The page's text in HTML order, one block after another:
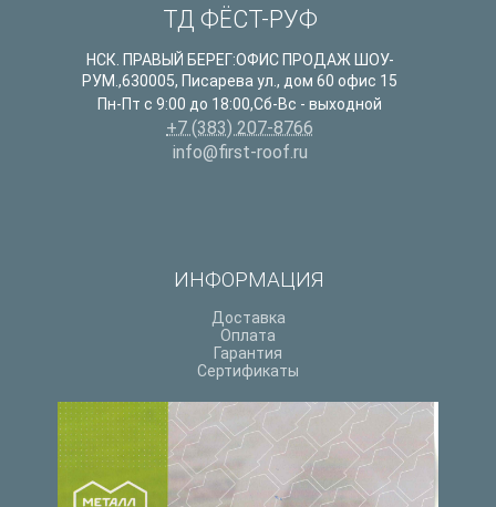
ТД ФЁСТ-РУФ
НСК. ПРАВЫЙ БЕРЕГ:ОФИС ПРОДАЖ ШОУ-
РУМ.,630005, Писарева ул., дом 60 офис 15
Пн-Пт с 9:00 до 18:00,Сб-Вс - выходной
+7 (383) 207-8766
info@first-roof.ru
ИНФОРМАЦИЯ
Доставка
Оплата
Гарантия
Сертификаты